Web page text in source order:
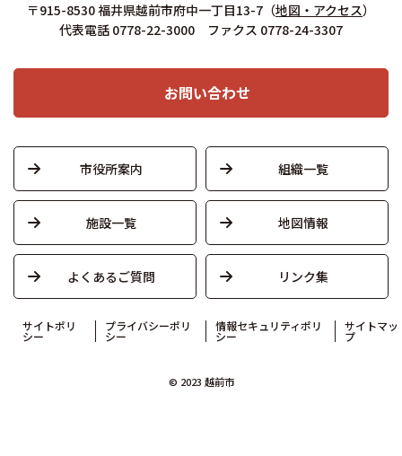
〒915-8530 福井県越前市府中一丁目13-7 （地図・アクセス）
代表電話 0778-22-3000 ファクス 0778-24-3307
お問い合わせ
市役所案内 組織一覧
施設一覧 地図情報
よくあるご質問 リンク集
サイトポリ
シー
プライバシーポリ
シー
情報セキュリティポリ
シー
サイトマッ
プ
© 2023 越前市